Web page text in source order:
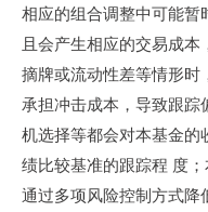
相应的组合调整中可能
且会产生相应的交易成本
摘牌或流动性差等情形
承担冲击成本，导致跟
机选择等都会对本基金的
绩比较基准的跟踪程 度
通过多项风险控制方式